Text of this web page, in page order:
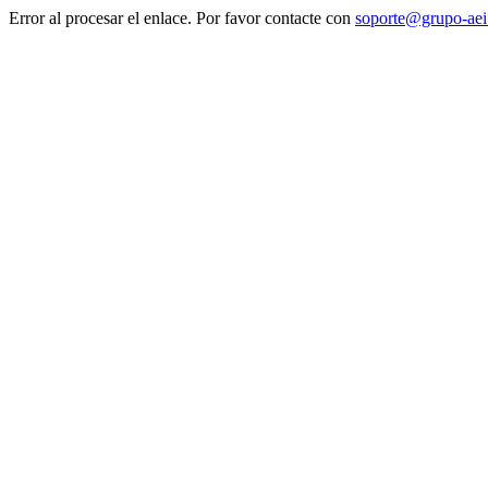
Error al procesar el enlace. Por favor contacte con soporte@grupo-